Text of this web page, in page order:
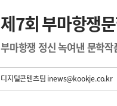
제7회 부마항쟁
부마항쟁 정신 녹여낸 문학작
디지털콘텐츠팀 inews@kookje.co.kr